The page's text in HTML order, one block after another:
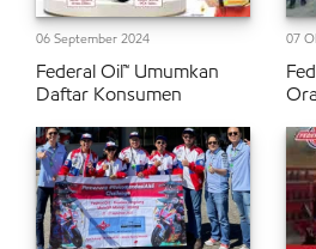
06 September 2024
Federal Oil™ Umumkan
Daftar Konsumen
07